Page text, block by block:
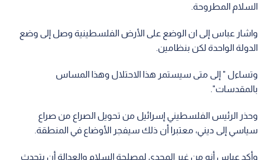
السلام المطروحة.
واشار عباس إلى ان الوضع على الأرض الفلسطينية وصل إلى وضع
الدولة الواحدة لكن بنظامين.
وتساءل " إلى متى سيستمر هذا الاحتلال وهذا المساس
بالمقدسات".
وحذر الرئيس الفلسطيني إسرائيل من تحويل الصراع من صراع
سياسي إلى ديني، معتبرا أن ذلك سيفجر الأوضاع في المنطقة.
وأكد عباس أنه من غير المجدي لمصلحة السلام والعدالة أن يتحدث